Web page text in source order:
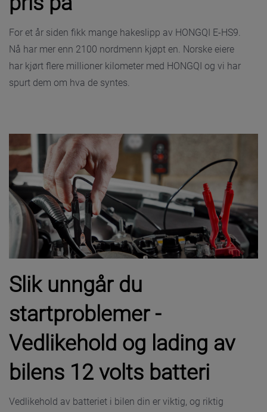
For et år siden fikk mange hakeslipp av HONGQI E-HS9.
Nå har mer enn 2100 nordmenn kjøpt en. Norske eiere
har kjørt flere millioner kilometer med HONGQI og vi har
spurt dem om hva de syntes.
Slik unngår du
startproblemer -
Vedlikehold og lading av
bilens 12 volts batteri
Vedlikehold av batteriet i bilen din er viktig, og riktig